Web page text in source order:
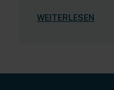
WEITERLESEN